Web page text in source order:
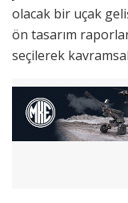
olacak bir uçak
ön tasarım
seçilerek